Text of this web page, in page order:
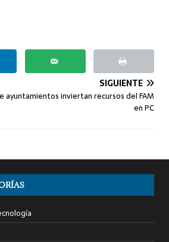
SIGUIENTE
ayuntamientos inviertan recursos del FAM
en PC